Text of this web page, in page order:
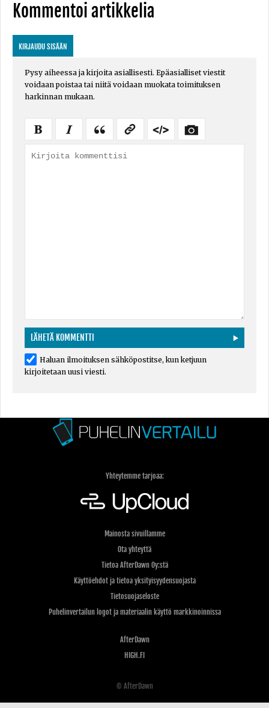
Kommentoi artikkelia
KIRJAUDU SISÄÄN
Pysy aiheessa ja kirjoita asiallisesti. Epäasialliset viestit
voidaan poistaa tai niitä voidaan muokata toimituksen
harkinnan mukaan.
Haluan ilmoituksen sähköpostitse, kun ketjuun
kirjoitetaan uusi viesti.
Yhteytemme tarjoaa:
Mainosta sivuillamme
Ota yhteyttä
Tietoa AfterDawn Oy:stä
Käyttöehdot ja tietoa yksityisyydensuojasta
Tietosuojaseloste
Puhelinvertailun logot ja materiaalin käyttö markkinoinnissa
AfterDawn
HIGH.FI
© AfterDawn